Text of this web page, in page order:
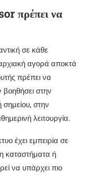
πρέπει να
σε κάθε
αγορά αποκτά
πρέπει να
στην
σημείου, στην
λειτουργία.
έχει εμπειρία σε
καταστήματα ή
να υπάρχει πιο